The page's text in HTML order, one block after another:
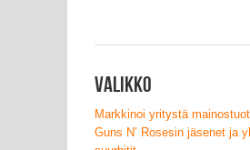
Valikko
Markkinoi yritystä
Guns N’ Rosesin jäsenet ja